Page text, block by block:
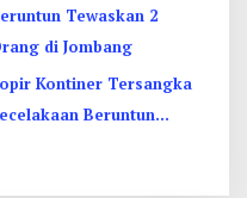
Kontiner Tersangka
Beruntun